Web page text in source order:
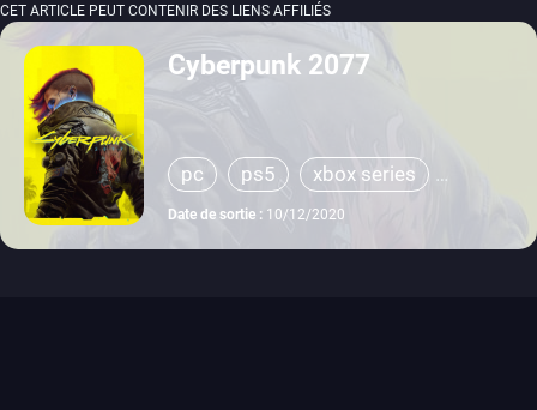
CET ARTICLE PEUT CONTENIR DES LIENS AFFILIÉS
Cyberpunk 2077
pc ps5
xbox series
stadia
ps4
Date de sortie : 10/12/2020